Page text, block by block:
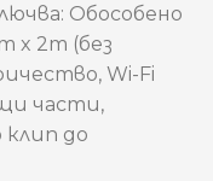
Обособено
x 2m (без
Wi-Fi
части,
клип до